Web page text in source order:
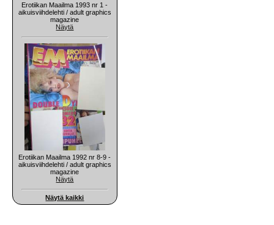
Erotiikan Maailma 1993 nr 1 -
aikuisviihdelehti / adult graphics
magazine
Näytä
Erotiikan Maailma 1992 nr 8-9 -
aikuisviihdelehti / adult graphics
magazine
Näytä
Näytä kaikki